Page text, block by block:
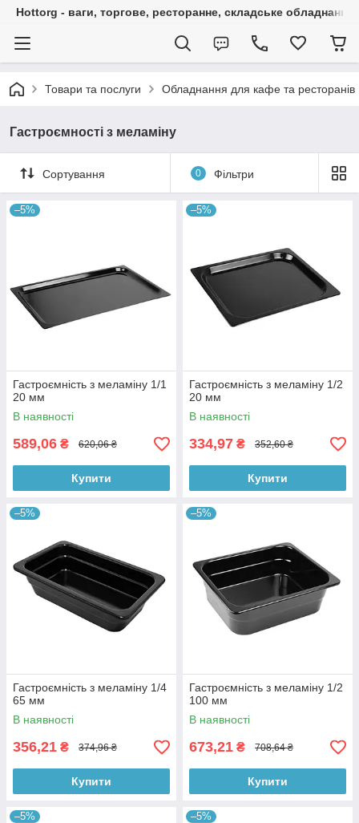
Hottorg - ваги, торгове, ресторанне, складське обладнання
Товари та послуги Обладнання для кафе та ресторанів
Гастроємності з меламіну
Сортування 0 Фільтри
–5%
Гастроємність з меламіну 1/1
20 мм
В наявності
589,06 ₴ 620,06 ₴
Купити
–5%
Гастроємність з меламіну 1/2
20 мм
В наявності
334,97 ₴ 352,60 ₴
Купити
–5%
Гастроємність з меламіну 1/4
65 мм
В наявності
356,21 ₴ 374,96 ₴
Купити
–5%
Гастроємність з меламіну 1/2
100 мм
В наявності
673,21 ₴ 708,64 ₴
Купити
–5% –5%